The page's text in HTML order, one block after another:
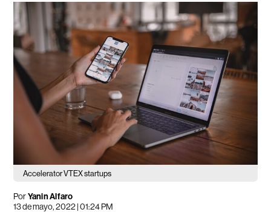
Accelerator VTEX startups
PorYanin Alfaro
13 de mayo, 2022 | 01:24 PM